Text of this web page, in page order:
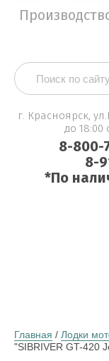
г. Красноярск,
до
8-800-
8-
*По
Главная / Лодки
"SIBRIVER GT-420